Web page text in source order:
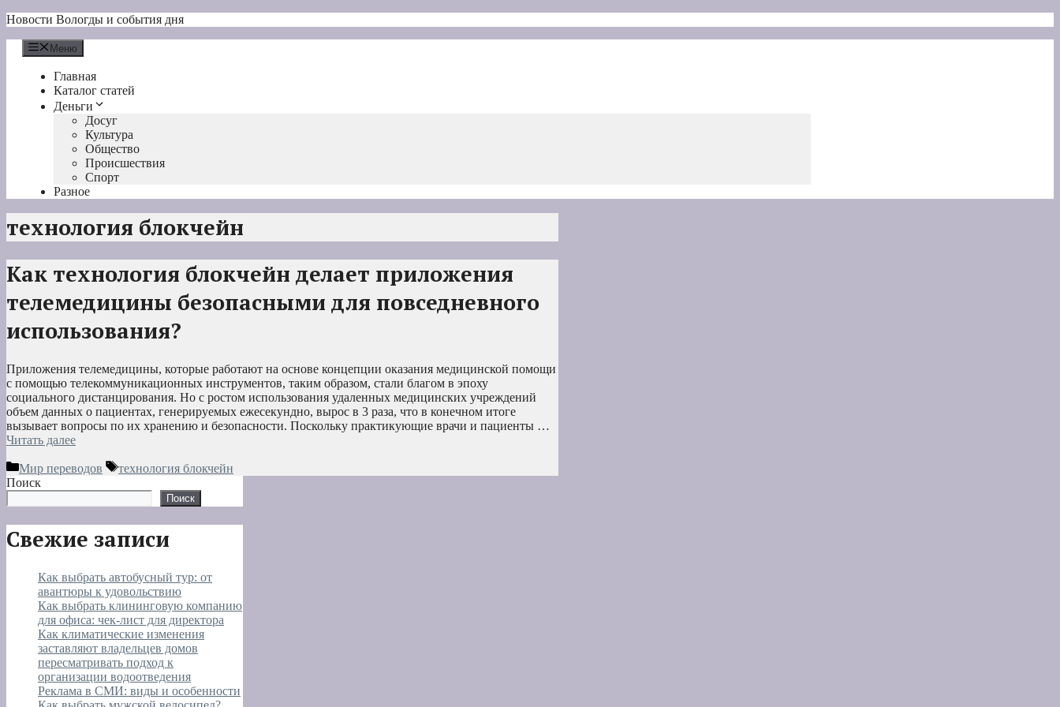
Перейти
содержимому
Новости Вологды и события дня
Меню
Главная
Каталог статей
Деньги
Досуг
Культура
Общество
Происшествия
Спорт
Разное
технология блокчейн
Как технология блокчейн делает приложения
телемедицины безопасными для повседневного
использования?
Приложения телемедицины, которые работают на основе концепции оказания медицинской помощи
с помощью телекоммуникационных инструментов, таким образом, стали благом в эпоху
социального дистанцирования. Но с ростом использования удаленных медицинских учреждений
объем данных о пациентах, генерируемых ежесекундно, вырос в 3 раза, что в конечном итоге
вызывает вопросы по их хранению и безопасности. Поскольку практикующие врачи и пациенты …
Читать далее
Рубрики
Мир переводов Метки
технология блокчейн
Поиск
Поиск
Свежие записи
Как выбрать автобусный тур: от
авантюры к удовольствию
Как выбрать клининговую компанию
для офиса: чек-лист для директора
Как климатические изменения
заставляют владельцев домов
пересматривать подход к
организации водоотведения
Реклама в СМИ: виды и особенности